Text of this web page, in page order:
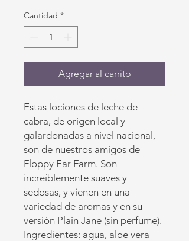
Cantidad *
Agregar al carrito
Estas lociones de leche de
cabra, de origen local y
galardonadas a nivel nacional,
son de nuestros amigos de
Floppy Ear Farm. Son
increíblemente suaves y
sedosas, y vienen en una
variedad de aromas y en su
versión Plain Jane (sin perfume).
Ingredientes: agua, aloe vera